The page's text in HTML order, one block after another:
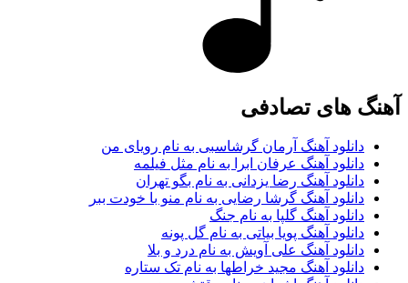
آهنگ های تصادفی
دانلود آهنگ آرمان گرشاسبی به نام رویای من
دانلود آهنگ عرفان ابرا به نام مثل فیلمه
دانلود آهنگ رضا یزدانی به نام بگو تهران
دانلود آهنگ گرشا رضایی به نام منو با خودت ببر
دانلود آهنگ گلپا به نام جنگ
دانلود آهنگ پویا بیاتی به نام گل پونه
دانلود آهنگ علی آویش به نام درد و بلا
دانلود آهنگ مجید خراطها به نام تک ستاره